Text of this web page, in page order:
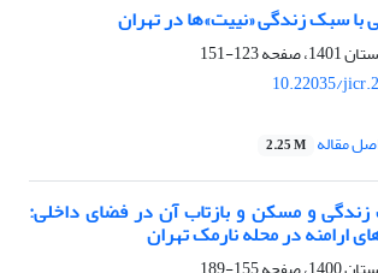
با سبک زندگی «نییت»‌ها در تهران
123-151
10.22035/
مقاله 2.25 M
زندگی و مسکن و بازتاب آن در فضای داخلی:
ارامنه در محله نارمک تهران